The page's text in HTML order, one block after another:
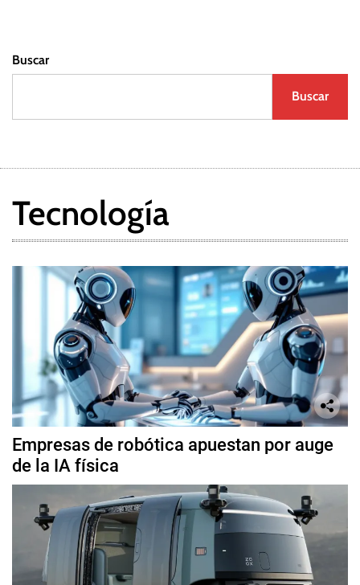
Buscar
Buscar
Tecnología
Empresas de robótica apuestan por auge
de la IA física